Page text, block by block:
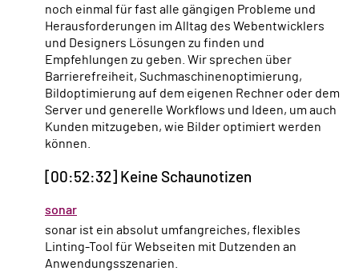
noch einmal für fast alle gängigen Probleme und
Herausforderungen im Alltag des Webentwicklers
und Designers Lösungen zu finden und
Empfehlungen zu geben. Wir sprechen über
Barrierefreiheit, Suchmaschinenoptimierung,
Bildoptimierung auf dem eigenen Rechner oder dem
Server und generelle Workflows und Ideen, um auch
Kunden mitzugeben, wie Bilder optimiert werden
können.
[00:52:32] Keine Schaunotizen
sonar
sonar ist ein absolut umfangreiches, flexibles
Linting-Tool für Webseiten mit Dutzenden an
Anwendungsszenarien.